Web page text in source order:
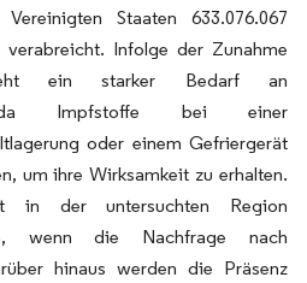
Staaten 633.076.067
verabreicht. Infolge der Zunahme
ein starker Bedarf an
da Impfstoffe bei einer
oder einem Gefriergerät
um ihre Wirksamkeit zu erhalten.
in der untersuchten Region
wenn die Nachfrage nach
hinaus werden die Präsenz